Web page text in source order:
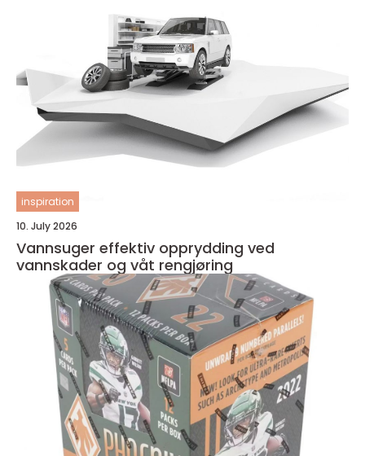
inspiration
10. July 2026
Vannsuger effektiv opprydding ved
vannskader og våt rengjøring